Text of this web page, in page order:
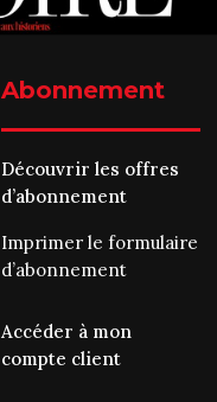
Abonnement
Découvrir les offres
d’abonnement
Imprimer leformulaire
d’abonnement
Accéder à mon
compte client